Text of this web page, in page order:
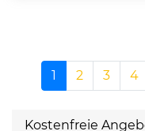
1 2 3 4
Kostenfreie